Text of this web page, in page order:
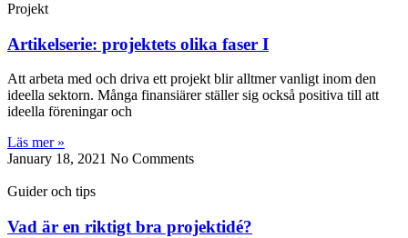
Projekt
Artikelserie: projektets olika faser I
Att arbeta med och driva ett projekt blir alltmer vanligt inom den
ideella sektorn. Många finansiärer ställer sig också positiva till att
ideella föreningar och
Läs mer »
January 18, 2021 No Comments
Guider och tips
Vad är en riktigt bra projektidé?